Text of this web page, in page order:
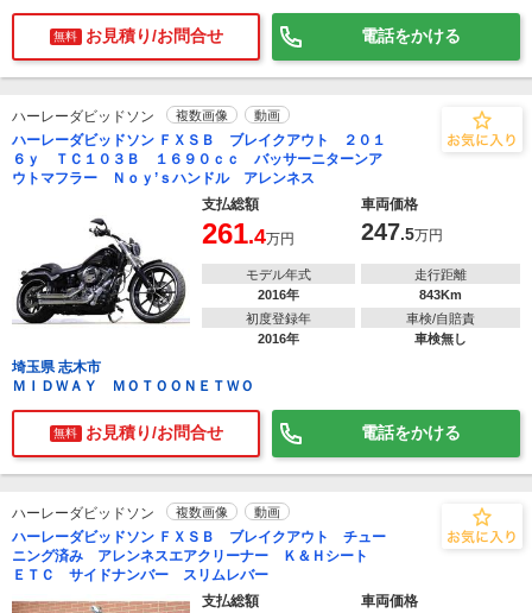
無料 お見積り/お問合せ 電話をかける
ハーレーダビッドソン 複数画像 動画
ハーレーダビッドソン ＦＸＳＢ ブレイクアウト ２０１
６ｙ ＴＣ１０３Ｂ １６９０ｃｃ バッサーニターンア
ウトマフラー Ｎｏｙ’ｓハンドル アレンネス
支払総額
車両価格
261.4万円 247.5万円
モデル年式
2016年
走行距離
843Km
初度登録年
2016年
車検/自賠責
車検無し
埼玉県 志木市
ＭＩＤＷＡＹ ＭＯＴＯＯＮＥＴＷＯ
無料 お見積り/お問合せ 電話をかける
ハーレーダビッドソン 複数画像 動画
ハーレーダビッドソン ＦＸＳＢ ブレイクアウト チュー
ニング済み アレンネスエアクリーナー Ｋ＆Ｈシート
ＥＴＣ サイドナンバー スリムレバー
支払総額
車両価格